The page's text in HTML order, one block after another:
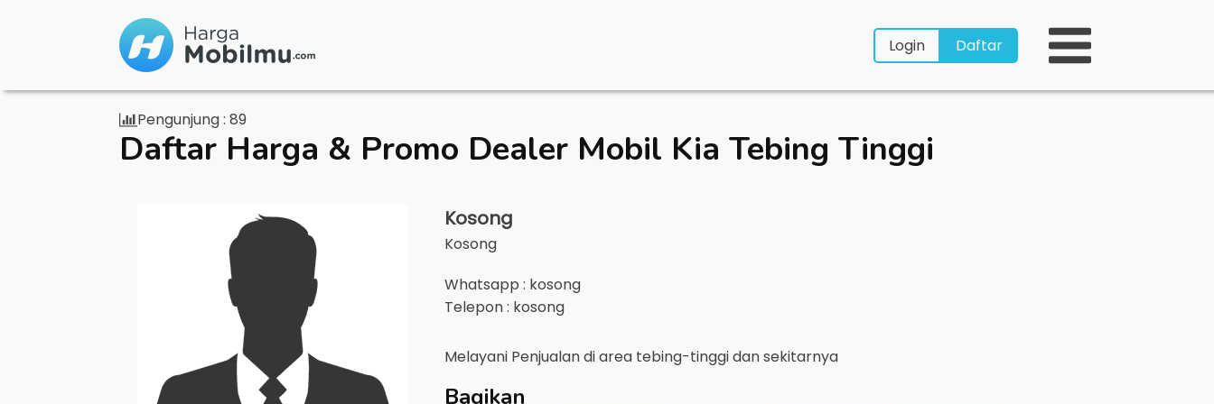
Login Daftar
Pengunjung : 89
Daftar Harga & Promo Dealer Mobil Kia Tebing Tinggi
Kosong
Kosong
Whatsapp : kosong
Telepon : kosong
Melayani Penjualan di area tebing-tinggidan sekitarnya
Bagikan